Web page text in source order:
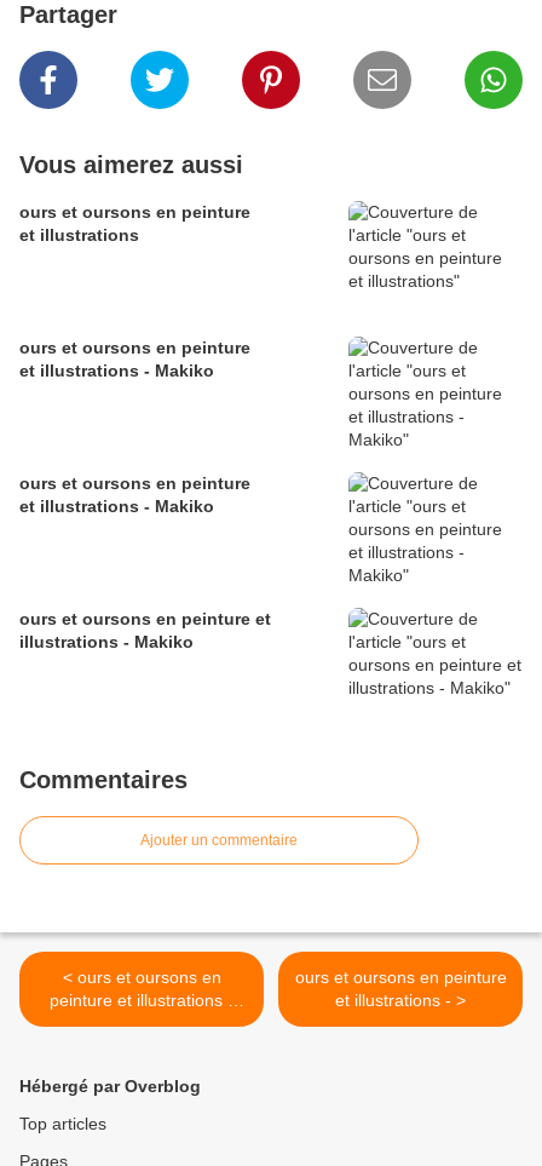
Partager
Vous aimerez aussi
ours et oursons en peinture
et illustrations
ours et oursons en peinture
et illustrations - Makiko
ours et oursons en peinture
et illustrations - Makiko
ours et oursons en peinture et
illustrations - Makiko
Commentaires
Ajouter un commentaire
< ours et oursons en
peinture et illustrations -
Chris Hiett
ours et oursons en peinture
et illustrations - >
Hébergé par Overblog
Top articles
Pages